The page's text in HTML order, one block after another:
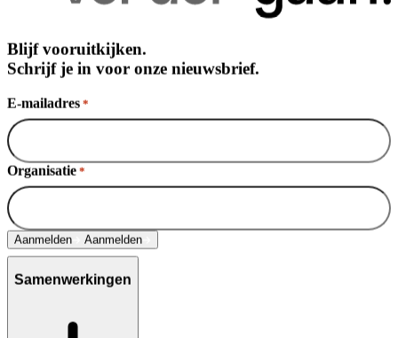
Blijf vooruitkijken.
Schrijf je in voor onze nieuwsbrief.
E-mailadres *
Organisatie *
Aanmelden Aanmelden
Samenwerkingen